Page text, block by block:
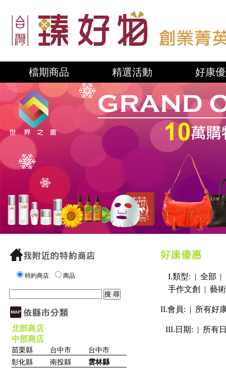
檔期商品 精選活動 好康
特約商店 商品
北部商店
中部商店
苗栗縣 台中市
台中市
彰化縣
南投縣 雲林縣
I.類型: | 全部 |
手作文創
| 藝
II.會員: | 所有好
III.日期: | 所有